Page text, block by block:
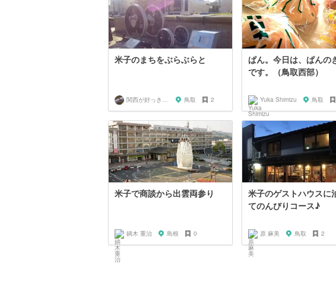
米子のまちをぶらぶらと
関西が好っきゃねん 鳥取 2
ぱん。今日は、ぱんの
です。（鳥取西部）
Yuka Shimizu 鳥取
米子で商談から出雲両参り
鏑木 重治 島根 0
米子のゲストハウスに
てのんびりコース♪
原 麻美 鳥取 2